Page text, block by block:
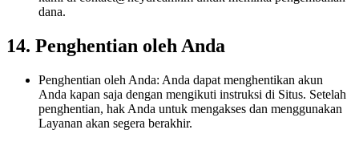
dana.
14. Penghentian oleh Anda
Penghentian oleh Anda: Anda dapat menghentikan akun
Anda kapan saja dengan mengikuti instruksi di Situs. Setelah
penghentian, hak Anda untuk mengakses dan menggunakan
Layanan akan segera berakhir.